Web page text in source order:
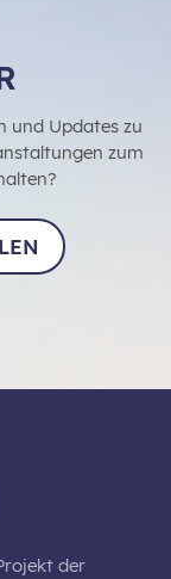
und Updates zu
zum
der